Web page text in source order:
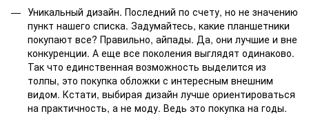
Уникальный дизайн. Последний по счету, но не значению
пункт нашего списка. Задумайтесь, какие планшетники
покупают все? Правильно, айпады. Да, они лучшие и вне
конкуренции. А еще все поколения выглядят одинаково.
Так что единственная возможность выделится из
толпы, это покупка обложки с интересным внешним
видом. Кстати, выбирая дизайн лучше ориентироваться
на практичность, а не моду. Ведь это покупка на годы.